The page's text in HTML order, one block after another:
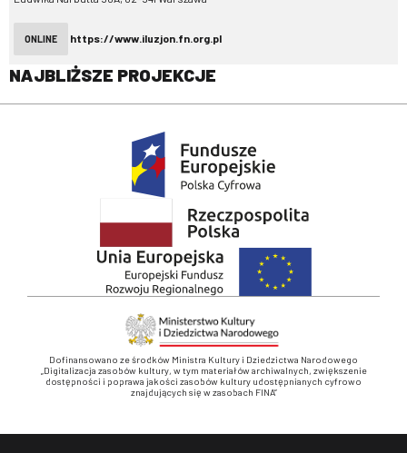
ONLINE https://www.iluzjon.fn.org.pl
NAJBLIŻSZE PROJEKCJE
Dofinansowano ze środków Ministra Kultury i Dziedzictwa Narodowego
„Digitalizacja zasobów kultury, w tym materiałów archiwalnych, zwiększenie
dostępności i poprawa jakości zasobów kultury udostępnianych cyfrowo
znajdujących się w zasobach FINA”